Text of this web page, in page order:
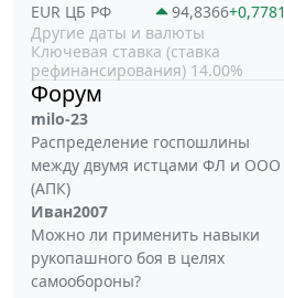
EUR ЦБ РФ
94,8366+0,7781
Другие даты и валюты
Ключевая ставка (ставка
рефинансирования) 14.00%
Форум
milo-23
Распределение госпошлины
между двумя истцами ФЛ и ООО
(АПК)
Иван2007
Можно ли применить навыки
рукопашного боя в целях
самообороны?